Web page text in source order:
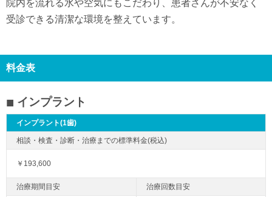
院内を流れる水や空気にもこだわり、患者さんが不安なく
受診できる清潔な環境を整えています。
料金表
インプラント
インプラント(1歯)
￥193,600